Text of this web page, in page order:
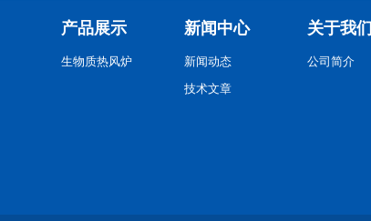
产品展示
生物质热风炉
新闻中心
新闻动态
技术文章
关于我们
公司简介